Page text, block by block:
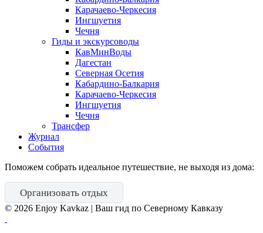
Карачаево-Черкесия
Ингшуетия
Чечня
Гиды и экскурсоводы
КавМинВоды
Дагестан
Северная Осетия
Кабардино-Балкария
Карачаево-Черкесия
Ингшуетия
Чечня
Трансфер
Журнал
События
Поможем собрать идеальное путешествие, не выходя из дома:
Организовать отдых
© 2026 Enjoy Kavkaz | Ваш гид по Северному Кавказу